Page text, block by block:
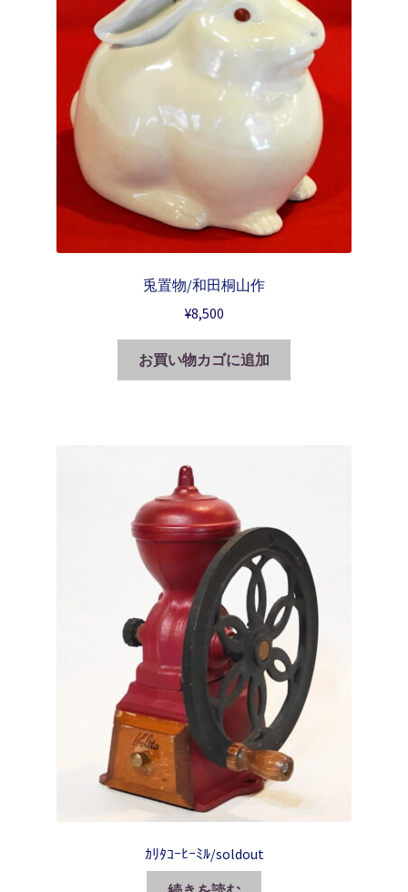
兎置物/和田桐山作
¥8,500
お買い物カゴに追加
ｶﾘﾀｺｰﾋｰﾐﾙ/soldout